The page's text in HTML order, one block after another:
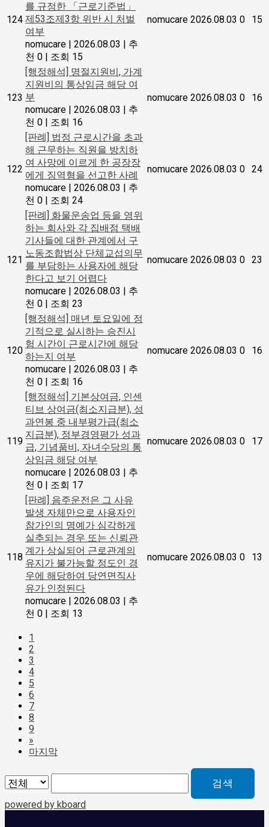
124
를 규정한 「근로기준법」
제53조제3항 위반 시 처벌
여부
nomucare | 2026.08.03 | 추
천 0 | 조회 15
nomucare 2026.08.03 0 15
123
[행정해석] 명절지원비, 가계
지원비의 통상임금 해당 여
부
nomucare | 2026.08.03 | 추
천 0 | 조회 16
nomucare 2026.08.03 0 16
122
[판례] 법정 근로시간을 초과
해 근무하는 직원을 방치하
여 사망에 이르게 한 공장장
에게 징역형을 선고한 사례
nomucare | 2026.08.03 | 추
천 0 | 조회 24
nomucare 2026.08.03 0 24
121
[판례] 화물운송업 등을 영위
하는 회사와 각 집배점 택배
기사들에 대한 관계에서 구
노동조합법상 단체교섭의무
를 부담하는 사용자에 해당
한다고 보기 어렵다
nomucare | 2026.08.03 | 추
천 0 | 조회 23
nomucare 2026.08.03 0 23
120
[행정해석] 매년 토요일에 정
기적으로 실시하는 승진시
험 시간이 근로시간에 해당
하는지 여부
nomucare | 2026.08.03 | 추
천 0 | 조회 16
nomucare 2026.08.03 0 16
119
[행정해석] 기본상여금, 인센
티브 상여금(최소지급분), 성
과연봉 중 내부평가급(최소
지급분), 정부경영평가 성과
급, 기념품비, 자녀수당의 통
상임금 해당 여부
nomucare | 2026.08.03 | 추
천 0 | 조회 17
nomucare 2026.08.03 0 17
118
[판례] 음주운전은 그 사유
발생 자체만으로 사용자인
참가인의 명예가 심각하게
실추되는 경우 또는 신뢰관
계가 상실되어 근로관계의
유지가 불가능할 정도인 경
우에 해당하여 당연면직사
유가 인정된다
nomucare | 2026.08.03 | 추
천 0 | 조회 13
nomucare 2026.08.03 0 13
1
2
3
4
5
6
7
8
9
»
마지막
검색
powered by kboard